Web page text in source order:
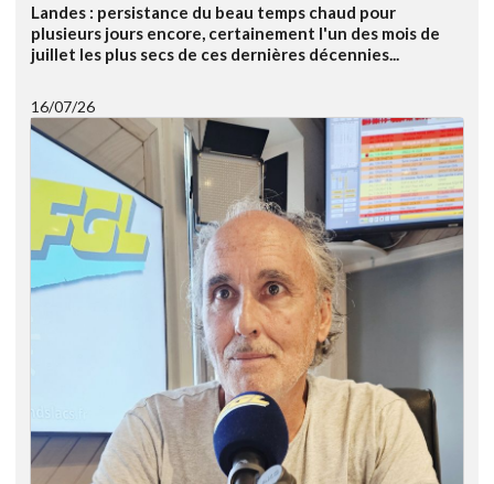
Landes : persistance du beau temps chaud pour
plusieurs jours encore, certainement l'un des mois de
juillet les plus secs de ces dernières décennies...
16/07/26